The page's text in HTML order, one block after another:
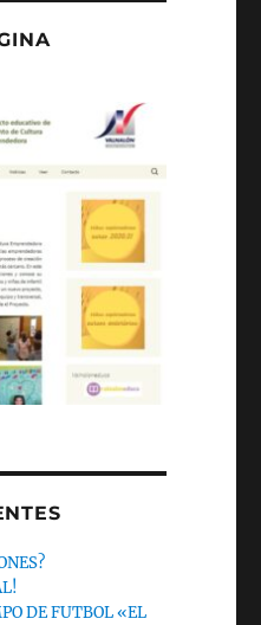
DE FUTBOL «EL